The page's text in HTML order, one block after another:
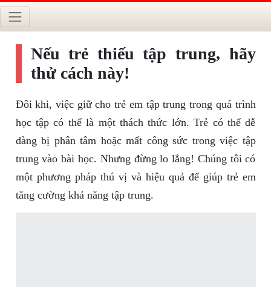
Nếu trẻ thiếu tập trung, hãy
thử cách này!
Đôi khi, việc giữ cho trẻ em tập trung trong quá trình
học tập có thể là một thách thức lớn. Trẻ có thể dễ
dàng bị phân tâm hoặc mất công sức trong việc tập
trung vào bài học. Nhưng đừng lo lắng! Chúng tôi có
một phương pháp thú vị và hiệu quả để giúp trẻ em
tăng cường khả năng tập trung.